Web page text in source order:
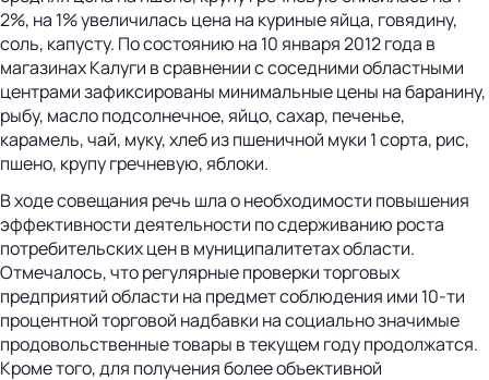
2%, на 1% увеличилась цена на куриные яйца, говядину,
соль, капусту. По состоянию на 10 января 2012 года в
магазинах Калуги в сравнении с соседними областными
центрами зафиксированы минимальные цены на баранину,
рыбу, масло подсолнечное, яйцо, сахар, печенье,
карамель, чай, муку, хлеб из пшеничной муки 1 сорта, рис,
пшено, крупу гречневую, яблоки.
В ходе совещания речь шла о необходимости повышения
эффективности деятельности по сдерживанию роста
потребительских цен в муниципалитетах области.
Отмечалось, что регулярные проверки торговых
предприятий области на предмет соблюдения ими 10-ти
процентной торговой надбавки на социально значимые
продовольственные товары в текущем году продолжатся.
Кроме того, для получения более объективной